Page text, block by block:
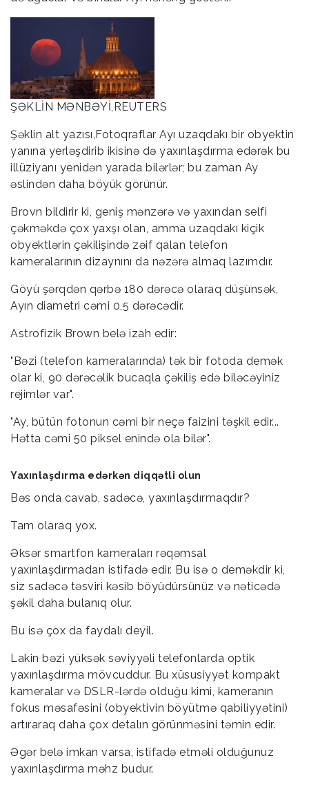
ŞƏKLİN MƏNBƏYİ,REUTERS
Şəklin alt yazısı,Fotoqraflar Ayı uzaqdakı bir obyektin
yanına yerləşdirib ikisinə də yaxınlaşdırma edərək bu
illüziyanı yenidən yarada bilərlər; bu zaman Ay
əslindən daha böyük görünür.
Brovn bildirir ki, geniş mənzərə və yaxından selfi
çəkməkdə çox yaxşı olan, amma uzaqdakı kiçik
obyektlərin çəkilişində zəif qalan telefon
kameralarının dizaynını da nəzərə almaq lazımdır.
Göyü şərqdən qərbə 180 dərəcə olaraq düşünsək,
Ayın diametri cəmi 0,5 dərəcədir.
Astrofizik Brown belə izah edir:
"Bəzi (telefon kameralarında) tək bir fotoda demək
olar ki, 90 dərəcəlik bucaqla çəkiliş edə biləcəyiniz
rejimlər var".
"Ay, bütün fotonun cəmi bir neçə faizini təşkil edir...
Hətta cəmi 50 piksel enində ola bilər".
Yaxınlaşdırma edərkən diqqətli olun
Bəs onda cavab, sadəcə, yaxınlaşdırmaqdır?
Tam olaraq yox.
Əksər smartfon kameraları rəqəmsal
yaxınlaşdırmadan istifadə edir. Bu isə o deməkdir ki,
siz sadəcə təsviri kəsib böyüdürsünüz və nəticədə
şəkil daha bulanıq olur.
Bu isə çox da faydalı deyil.
Lakin bəzi yüksək səviyyəli telefonlarda optik
yaxınlaşdırma mövcuddur. Bu xüsusiyyət kompakt
kameralar və DSLR-lərdə olduğu kimi, kameranın
fokus məsafəsini (obyektivin böyütmə qabiliyyətini)
artıraraq daha çox detalın görünməsini təmin edir.
Əgər belə imkan varsa, istifadə etməli olduğunuz
yaxınlaşdırma məhz budur.